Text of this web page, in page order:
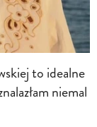
to idealne
niemal